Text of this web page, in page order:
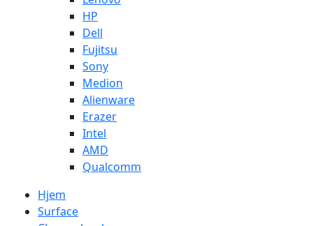
HP
Dell
Fujitsu
Sony
Medion
Alienware
Erazer
Intel
AMD
Qualcomm
Hjem
Surface